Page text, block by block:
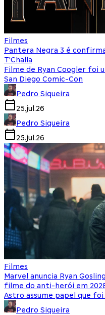
Filmes
Pantera Negra 3 é
T'Challa
Filme de Ryan Coogler foi
San Diego Comic-Con
Pedro Siqueira
25.jul.26
Pedro Siqueira
25.jul.26
Filmes
Marvel anuncia Ryan
filme do anti-herói em
Astro assume papel que foi
Pedro Siqueira